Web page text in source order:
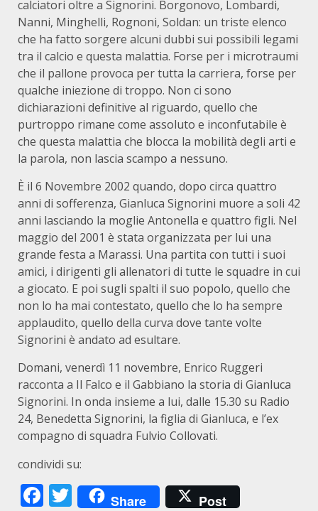
calciatori oltre a Signorini. Borgonovo, Lombardi,
Nanni, Minghelli, Rognoni, Soldan: un triste elenco
che ha fatto sorgere alcuni dubbi sui possibili legami
tra il calcio e questa malattia. Forse per i microtraumi
che il pallone provoca per tutta la carriera, forse per
qualche iniezione di troppo. Non ci sono
dichiarazioni definitive al riguardo, quello che
purtroppo rimane come assoluto e inconfutabile è
che questa malattia che blocca la mobilità degli arti e
la parola, non lascia scampo a nessuno.
È il 6 Novembre 2002 quando, dopo circa quattro
anni di sofferenza, Gianluca Signorini muore a soli 42
anni lasciando la moglie Antonella e quattro figli. Nel
maggio del 2001 è stata organizzata per lui una
grande festa a Marassi. Una partita con tutti i suoi
amici, i dirigenti gli allenatori di tutte le squadre in cui
a giocato. E poi sugli spalti il suo popolo, quello che
non lo ha mai contestato, quello che lo ha sempre
applaudito, quello della curva dove tante volte
Signorini è andato ad esultare.
Domani, venerdì 11 novembre, Enrico Ruggeri
racconta a Il Falco e il Gabbiano la storia di Gianluca
Signorini. In onda insieme a lui, dalle 15.30 su Radio
24, Benedetta Signorini, la figlia di Gianluca, e l’ex
compagno di squadra Fulvio Collovati.
condividi su:
Facebook
Twitter
Share Post